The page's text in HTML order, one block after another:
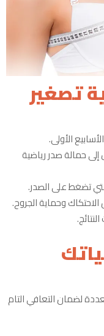
تصغير
الأولى.
إلى حمالة صدر رياضية
تضغط على الصدر.
وحماية الجروح.
لضمان التعافي التام